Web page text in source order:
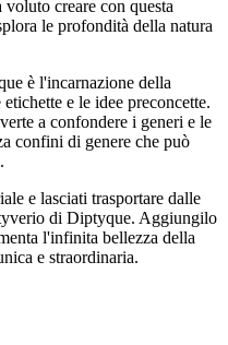
creare con questa
le profondità della natura
è l'incarnazione della
e le idee preconcette.
a confondere i generi e le
confini di genere che può
e lasciati trasportare dalle
di Diptyque. Aggiungilo
l'infinita bellezza della
e straordinaria.